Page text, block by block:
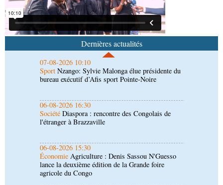
Dernières actualités
07-08-2026 10:10
Nzango: Sylvie Malonga élue présidente du
bureau exécutif d’Afis sport Pointe-Noire
06-08-2026 16:30
SociétéDiaspora : rencontre des Congolais de
l'étranger à Brazzaville
06-08-2026 15:30
ÉconomieAgriculture : Denis Sassou N'Guesso
lance la deuxième édition de la Grande foire
06-08-2026 15:10
SociétéUMNG : 145 enseignants-chercheurs
promus aux sessions du Cames